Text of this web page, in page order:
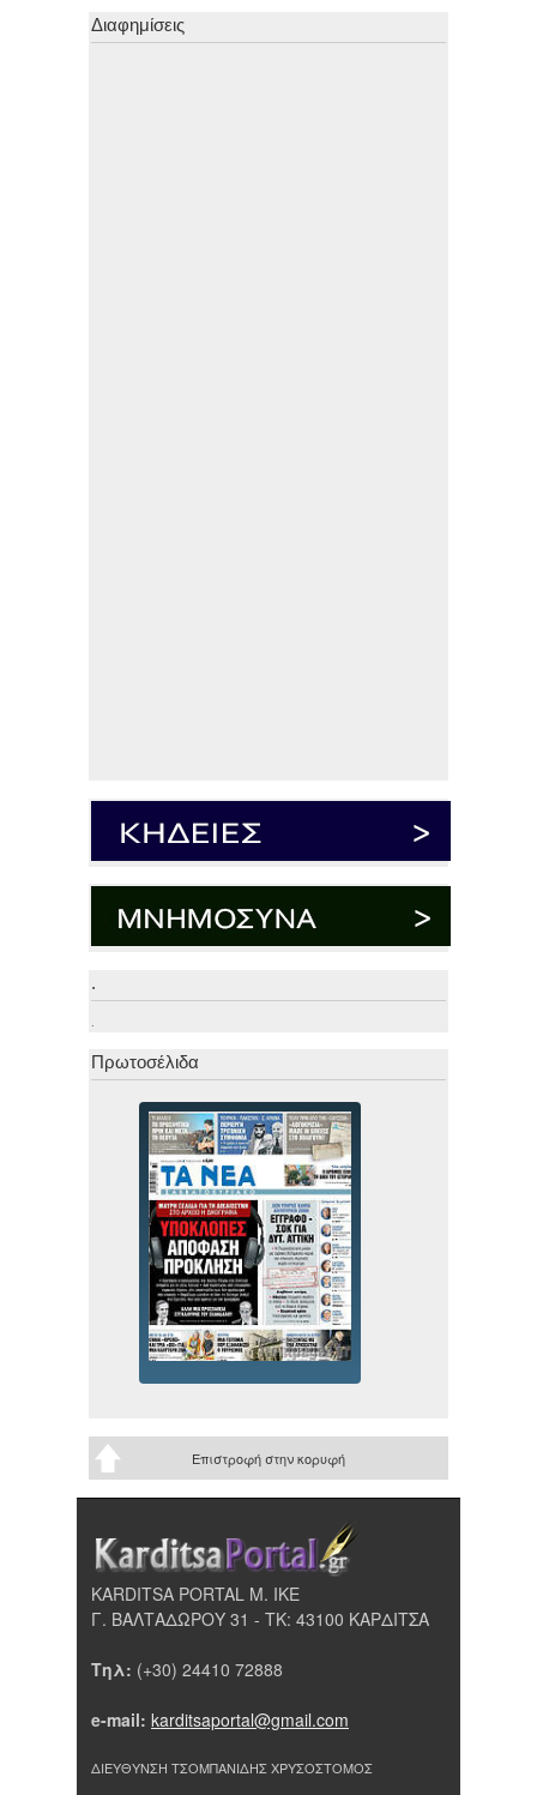
Διαφημίσεις
.
Πρωτοσέλιδα
Επιστροφή στην κορυφή
KARDITSA PORTAL Μ. ΙΚΕ
Γ. ΒΑΛΤΑΔΩΡΟΥ 31 - ΤΚ: 43100 ΚΑΡΔΙΤΣΑ
Τηλ: (+30) 24410 72888
e-mail: karditsaportal@gmail.com
ΔΙΕΥΘΥΝΣΗ ΤΣΟΜΠΑΝΙΔΗΣ ΧΡΥΣΟΣΤΟΜΟΣ